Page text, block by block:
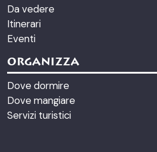
Da vedere
Itinerari
Eventi
ORGANIZZA
Dove dormire
Dove mangiare
Servizi turistici